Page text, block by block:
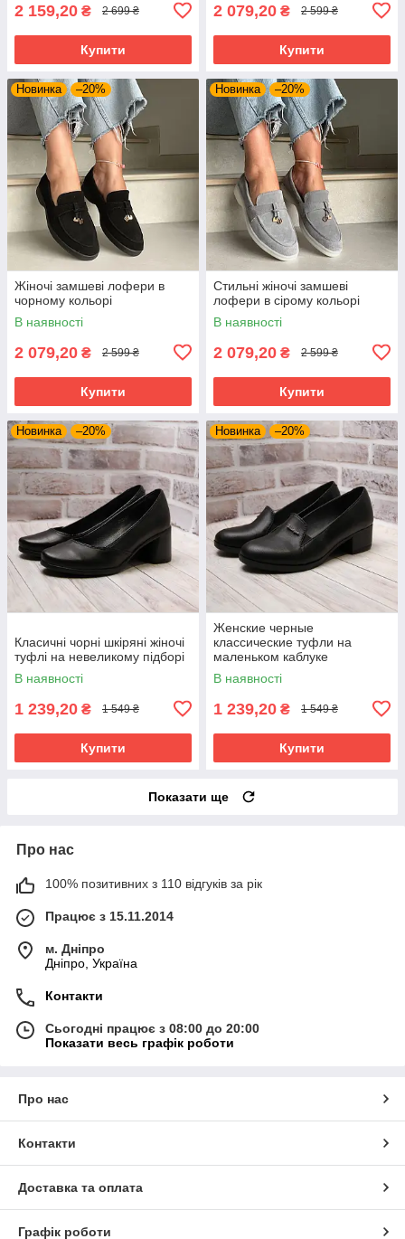
2 159,20 ₴ 2 699 ₴
Купити
2 079,20 ₴ 2 599 ₴
Купити
Новинка –20%
Жіночі замшеві лофери в
чорному кольорі
В наявності
2 079,20 ₴ 2 599 ₴
Купити
Новинка –20%
Стильні жіночі замшеві
лофери в сірому кольорі
В наявності
2 079,20 ₴ 2 599 ₴
Купити
Новинка –20%
Класичні чорні шкіряні жіночі
туфлі на невеликому підборі
В наявності
1 239,20 ₴ 1 549 ₴
Купити
Новинка –20%
Женские черные
классические туфли на
маленьком каблуке
В наявності
1 239,20 ₴ 1 549 ₴
Купити
Показати ще
Про нас
100% позитивних з 110 відгуків за рік
Працює з 15.11.2014
м. Дніпро
Дніпро, Україна
Контакти
Сьогодні працює з 08:00 до 20:00
Показати весь графік роботи
Про нас
Контакти
Доставка та оплата
Графік роботи